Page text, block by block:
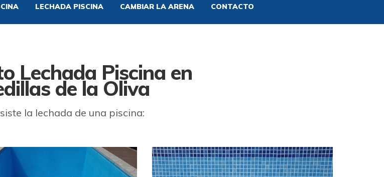
LECHADA PISCINA CAMBIAR LA ARENA CONTACTO
Lechada Piscina en
de la Oliva
la lechada de una piscina: